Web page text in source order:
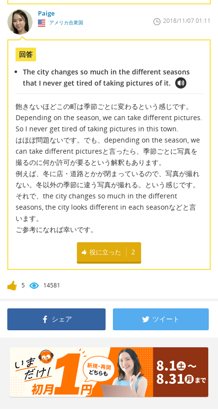
Paige
アメリカ合衆国 2018/11/07 01:11
回答
The city changes so much in the different seasons
that I never get tired of taking pictures of it.
飽きないほどこの町は季節ごとに変わるという感じです。
Depending on the season, we can take different pictures.
So I never get tired of taking pictures in this town.
はほぼ問題ないです。でも、depending on the season, we
can take different picturesと言ったら、季節ごとに写真を
撮るのに何か許可が要るという解釈もあります。
例えば、冬に店・道路とかが閉まっているので、写真が撮れ
ない。冬以外の季節に違う写真が撮れる。という感じです。
それで、the city changes so much in the different
seasons, the city looks different in each seasonなどと言
います。
ご参考になれば幸いです。
役に立った 2
5 14581
シェア ツイート